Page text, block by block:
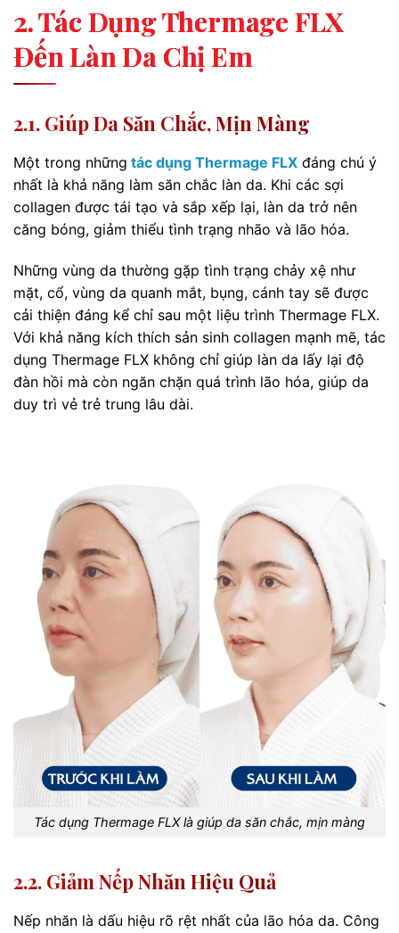
2. Tác Dụng Thermage FLX
Đến Làn Da Chị Em
2.1. Giúp Da Săn Chắc, Mịn Màng
Một trong những tác dụng Thermage FLX đáng chú ý
nhất là khả năng làm săn chắc làn da. Khi các sợi
collagen được tái tạo và sắp xếp lại, làn da trở nên
căng bóng, giảm thiểu tình trạng nhão và lão hóa.
Những vùng da thường gặp tình trạng chảy xệ như
mặt, cổ, vùng da quanh mắt, bụng, cánh tay sẽ được
cải thiện đáng kể chỉ sau một liệu trình Thermage FLX.
Với khả năng kích thích sản sinh collagen mạnh mẽ, tác
dụng Thermage FLX không chỉ giúp làn da lấy lại độ
đàn hồi mà còn ngăn chặn quá trình lão hóa, giúp da
duy trì vẻ trẻ trung lâu dài.
Tác dụng Thermage FLX là giúp da săn chắc, mịn màng
2.2. Giảm Nếp Nhăn Hiệu Quả
Nếp nhăn là dấu hiệu rõ rệt nhất của lão hóa da. Công